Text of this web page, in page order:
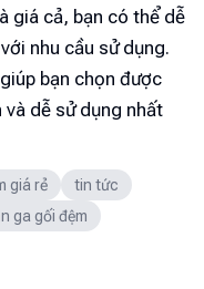
giá cả, bạn có thể dễ
nhu cầu sử dụng.
bạn chọn được
dễ sử dụng nhất
giá rẻ
tin tức
ga gối đệm